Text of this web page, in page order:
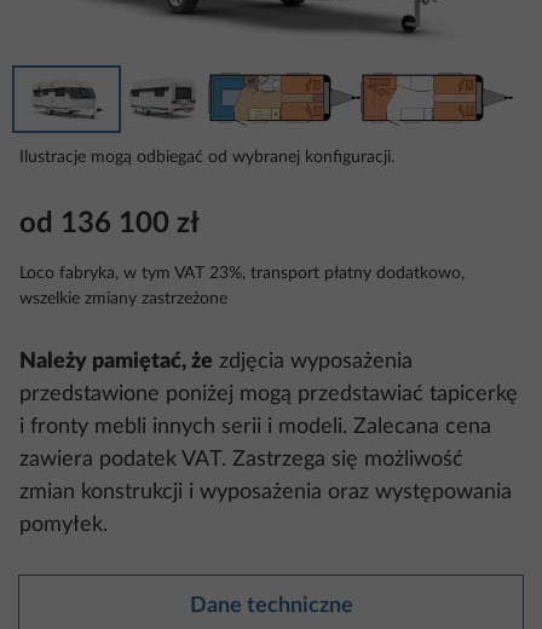
Ilustracje mogą odbiegać od wybranej konfiguracji.
od 136 100 zł
Loco fabryka, w tym VAT 23%, transport płatny dodatkowo,
wszelkie zmiany zastrzeżone
Należy pamiętać, że zdjęcia wyposażenia
przedstawione poniżej mogą przedstawiać tapicerkę
i fronty mebli innych serii i modeli. Zalecana cena
zawiera podatek VAT. Zastrzega się możliwość
zmian konstrukcji i wyposażenia oraz występowania
pomyłek.
Dane techniczne